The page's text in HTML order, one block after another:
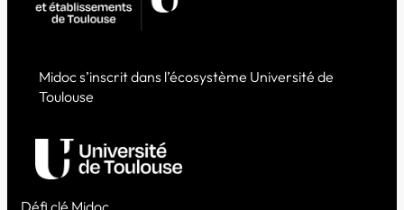
Midoc s’inscrit dans l’écosystème Université de
Toulouse
Défi clé Midoc